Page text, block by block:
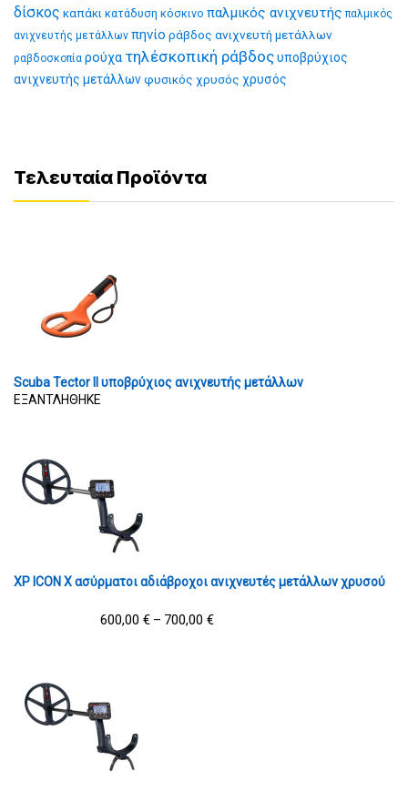
δίσκος καπάκι κατάδυση κόσκινο παλμικός ανιχνευτής παλμικός
ανιχνευτής μετάλλων πηνίο ράβδος ανιχνευτή μετάλλων
ραβδοσκοπία ρούχα τηλέσκοπική ράβδοςυποβρύχιος
ανιχνευτής μετάλλωνφυσικός χρυσός χρυσός
Τελευταία Προϊόντα
Scuba Tector II υποβρύχιος ανιχνευτής μετάλλων
ΕΞΑΝΤΛΗΘΗΚΕ
XP ICON X ασύρματοι αδιάβροχοι ανιχνευτές μετάλλων χρυσού
600,00 € – 700,00 €